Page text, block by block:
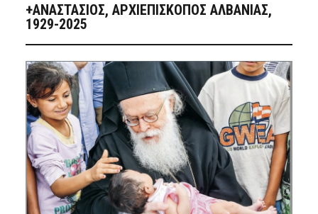
+ΑΝΑΣΤΆΣΙΟΣ, ΑΡΧΙΕΠΊΣΚΟΠΟΣ ΑΛΒΑΝΊΑΣ,
1929-2025